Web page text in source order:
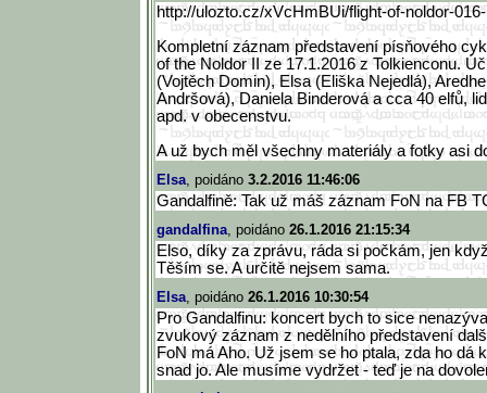
http://ulozto.cz/xVcHmBUi/flight-of-noldor-
Kompletní záznam představení písňového
of the Noldor II ze 17.1.2016 z Tolkienconu.
(Vojtěch Domin), Elsa (Eliška Nejedlá),
Andršová), Daniela Binderová a cca 40 elfů,
apd. v obecenstvu.
A už bych měl všechny materiály a fotky asi
Elsa, poidáno 3.2.2016 11:46:06
Gandalfině: Tak už máš záznam FoN na FB
gandalfina, poidáno 26.1.2016 21:15:34
Elso, díky za zprávu, ráda si počkám, jen
Těším se. A určitě nejsem sama.
Elsa, poidáno 26.1.2016 10:30:54
Pro Gandalfinu: koncert bych to sice
zvukový záznam z nedělního představení
FoN má Aho. Už jsem se ho ptala, zda ho dá
snad jo. Ale musíme vydržet - teď je na